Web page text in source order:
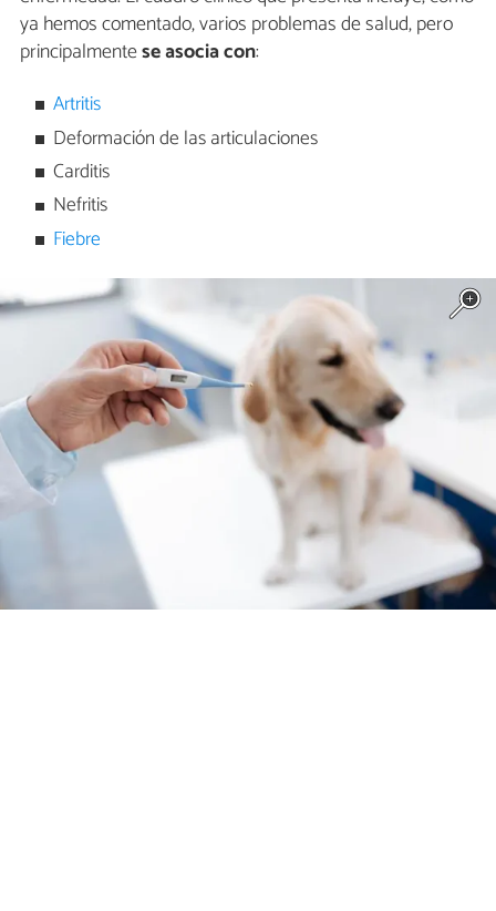
ya hemos comentado, varios problemas de salud, pero
principalmentese asocia con:
Artritis
Deformación de las articulaciones
Carditis
Nefritis
Fiebre